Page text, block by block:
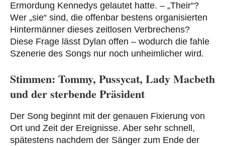
Ermordung Kennedys gelautet hatte. – „Their“?
Wer „sie“ sind, die offenbar bestens organisierten
Hintermänner dieses zeitlosen Verbrechens?
Diese Frage lässt Dylan offen – wodurch die fahle
Szenerie des Songs nur noch unheimlicher wird.
Stimmen: Tommy, Pussycat, Lady Macbeth
und der sterbende Präsident
Der Song beginnt mit der genauen Fixierung von
Ort und Zeit der Ereignisse. Aber sehr schnell,
spätestens nachdem der Sänger zum Ende der